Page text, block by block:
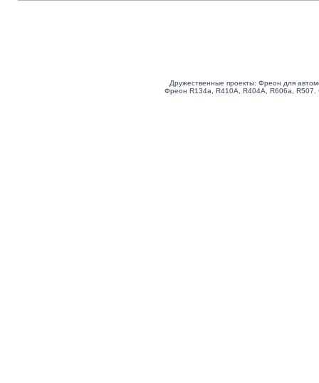
Дружественные проекты: Фреон для
Фреон R134a, R410A, R404A, R606a,